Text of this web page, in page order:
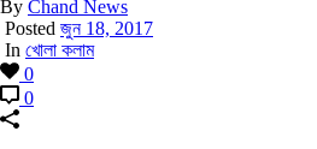
By Chand News
Posted জুন 18, 2017
In খোলা কলাম
0
0